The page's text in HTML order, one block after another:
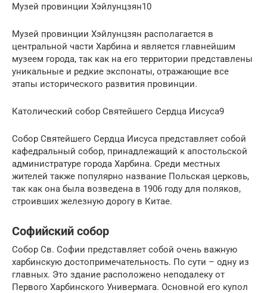
Музей провинции Хэйлунцзян10
Музей провинции Хэйлунцзян располагается в
центральной части Харбина и является главнейшим
музеем города, так как на его территории представлены
уникальные и редкие экспонаты, отражающие все
этапы исторического развития провинции.
Католический собор Святейшего Сердца Иисуса9
Собор Святейшего Сердца Иисуса представляет собой
кафедральный собор, принадлежащий к апостольской
администратуре города Харбина. Среди местных
жителей также популярно название Польская церковь,
так как она была возведена в 1906 году для поляков,
строивших железную дорогу в Китае.
Софийский собор
Собор Св. Софии представляет собой очень важную
харбинскую достопримечательность. По сути – одну из
главных. Это здание расположено неподалеку от
Первого Харбинского Универмага. Основной его купол